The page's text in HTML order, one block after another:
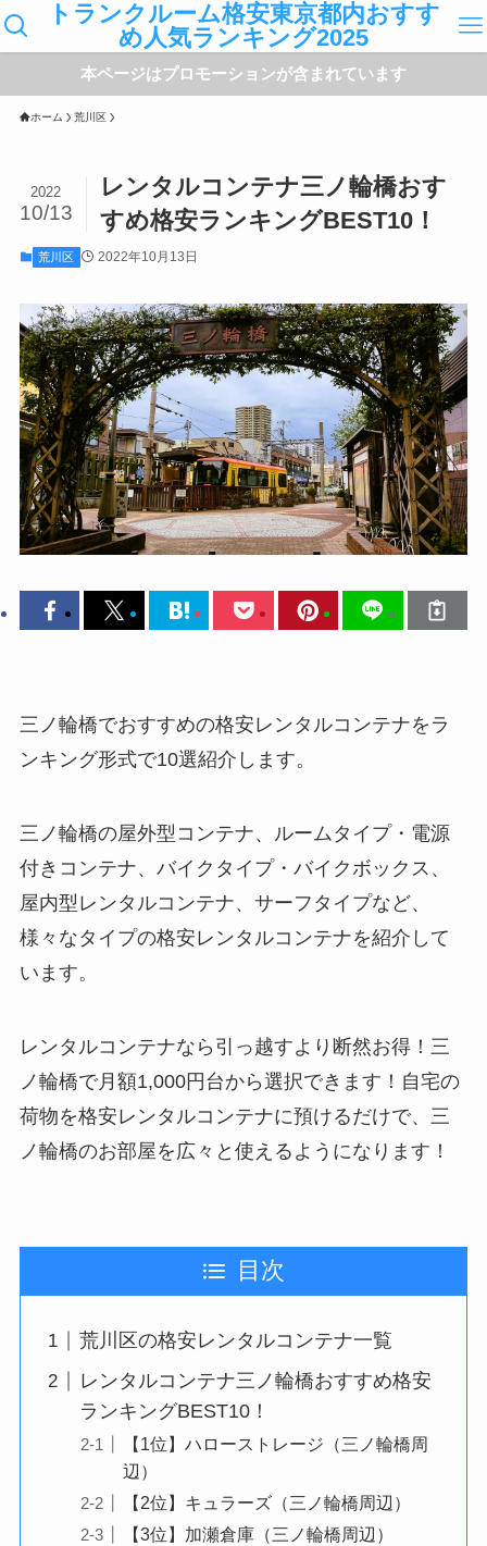
トランクルーム格安東京都内おすす
め人気ランキング2025
本ページはプロモーションが含まれています
ホーム 荒川区
レンタルコンテナ三ノ輪橋おす
すめ格安ランキングBEST10！
2022
10/13
荒川区 2022年10月13日
三ノ輪橋でおすすめの格安レンタルコンテナをラ
ンキング形式で10選紹介します。
三ノ輪橋の屋外型コンテナ、ルームタイプ・電源
付きコンテナ、バイクタイプ・バイクボックス、
屋内型レンタルコンテナ、サーフタイプなど、
様々なタイプの格安レンタルコンテナを紹介して
います。
レンタルコンテナなら引っ越すより断然お得！三
ノ輪橋で月額1,000円台から選択できます！自宅の
荷物を格安レンタルコンテナに預けるだけで、三
ノ輪橋のお部屋を広々と使えるようになります！
目次
荒川区の格安レンタルコンテナ一覧
レンタルコンテナ三ノ輪橋おすすめ格安
ランキングBEST10！
【1位】ハローストレージ（三ノ輪橋周
辺）
【2位】キュラーズ（三ノ輪橋周辺）
【3位】加瀬倉庫（三ノ輪橋周辺）